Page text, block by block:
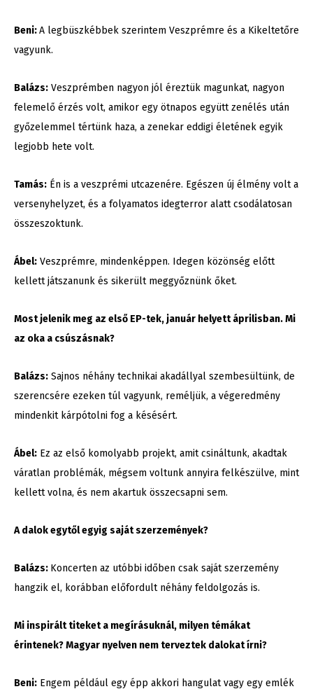
Beni:A legbüszkébbek szerintem Veszprémre és a Kikeltetőre
vagyunk.
Balázs: Veszprémben nagyon jól éreztük magunkat, nagyon
felemelő érzés volt, amikor egy ötnapos együtt zenélés után
győzelemmel tértünk haza, a zenekar eddigi életének egyik
legjobb hete volt.
Tamás: Én is a veszprémi utcazenére. Egészen új élmény volt a
versenyhelyzet, és a folyamatos idegterror alatt csodálatosan
összeszoktunk.
Ábel: Veszprémre, mindenképpen. Idegen közönség előtt
kellett játszanunk és sikerült meggyőznünk őket.
Most jelenik meg az első EP-tek, január helyett áprilisban. Mi
az oka a csúszásnak?
Balázs: Sajnos néhány technikai akadállyal szembesültünk, de
szerencsére ezeken túl vagyunk, reméljük, a végeredmény
mindenkit kárpótolni fog a késésért.
Ábel: Ez az első komolyabb projekt, amit csináltunk, akadtak
váratlan problémák, mégsem voltunk annyira felkészülve, mint
kellett volna, és nem akartuk összecsapni sem.
A dalok egytől egyig saját szerzemények?
Balázs: Koncerten az utóbbi időben csak saját szerzemény
hangzik el, korábban előfordult néhány feldolgozás is.
Mi inspirált titeket a megírásuknál, milyen témákat
érintenek? Magyar nyelven nem terveztek dalokat írni?
Beni: Engem például egy épp akkori hangulat vagy egy emlék